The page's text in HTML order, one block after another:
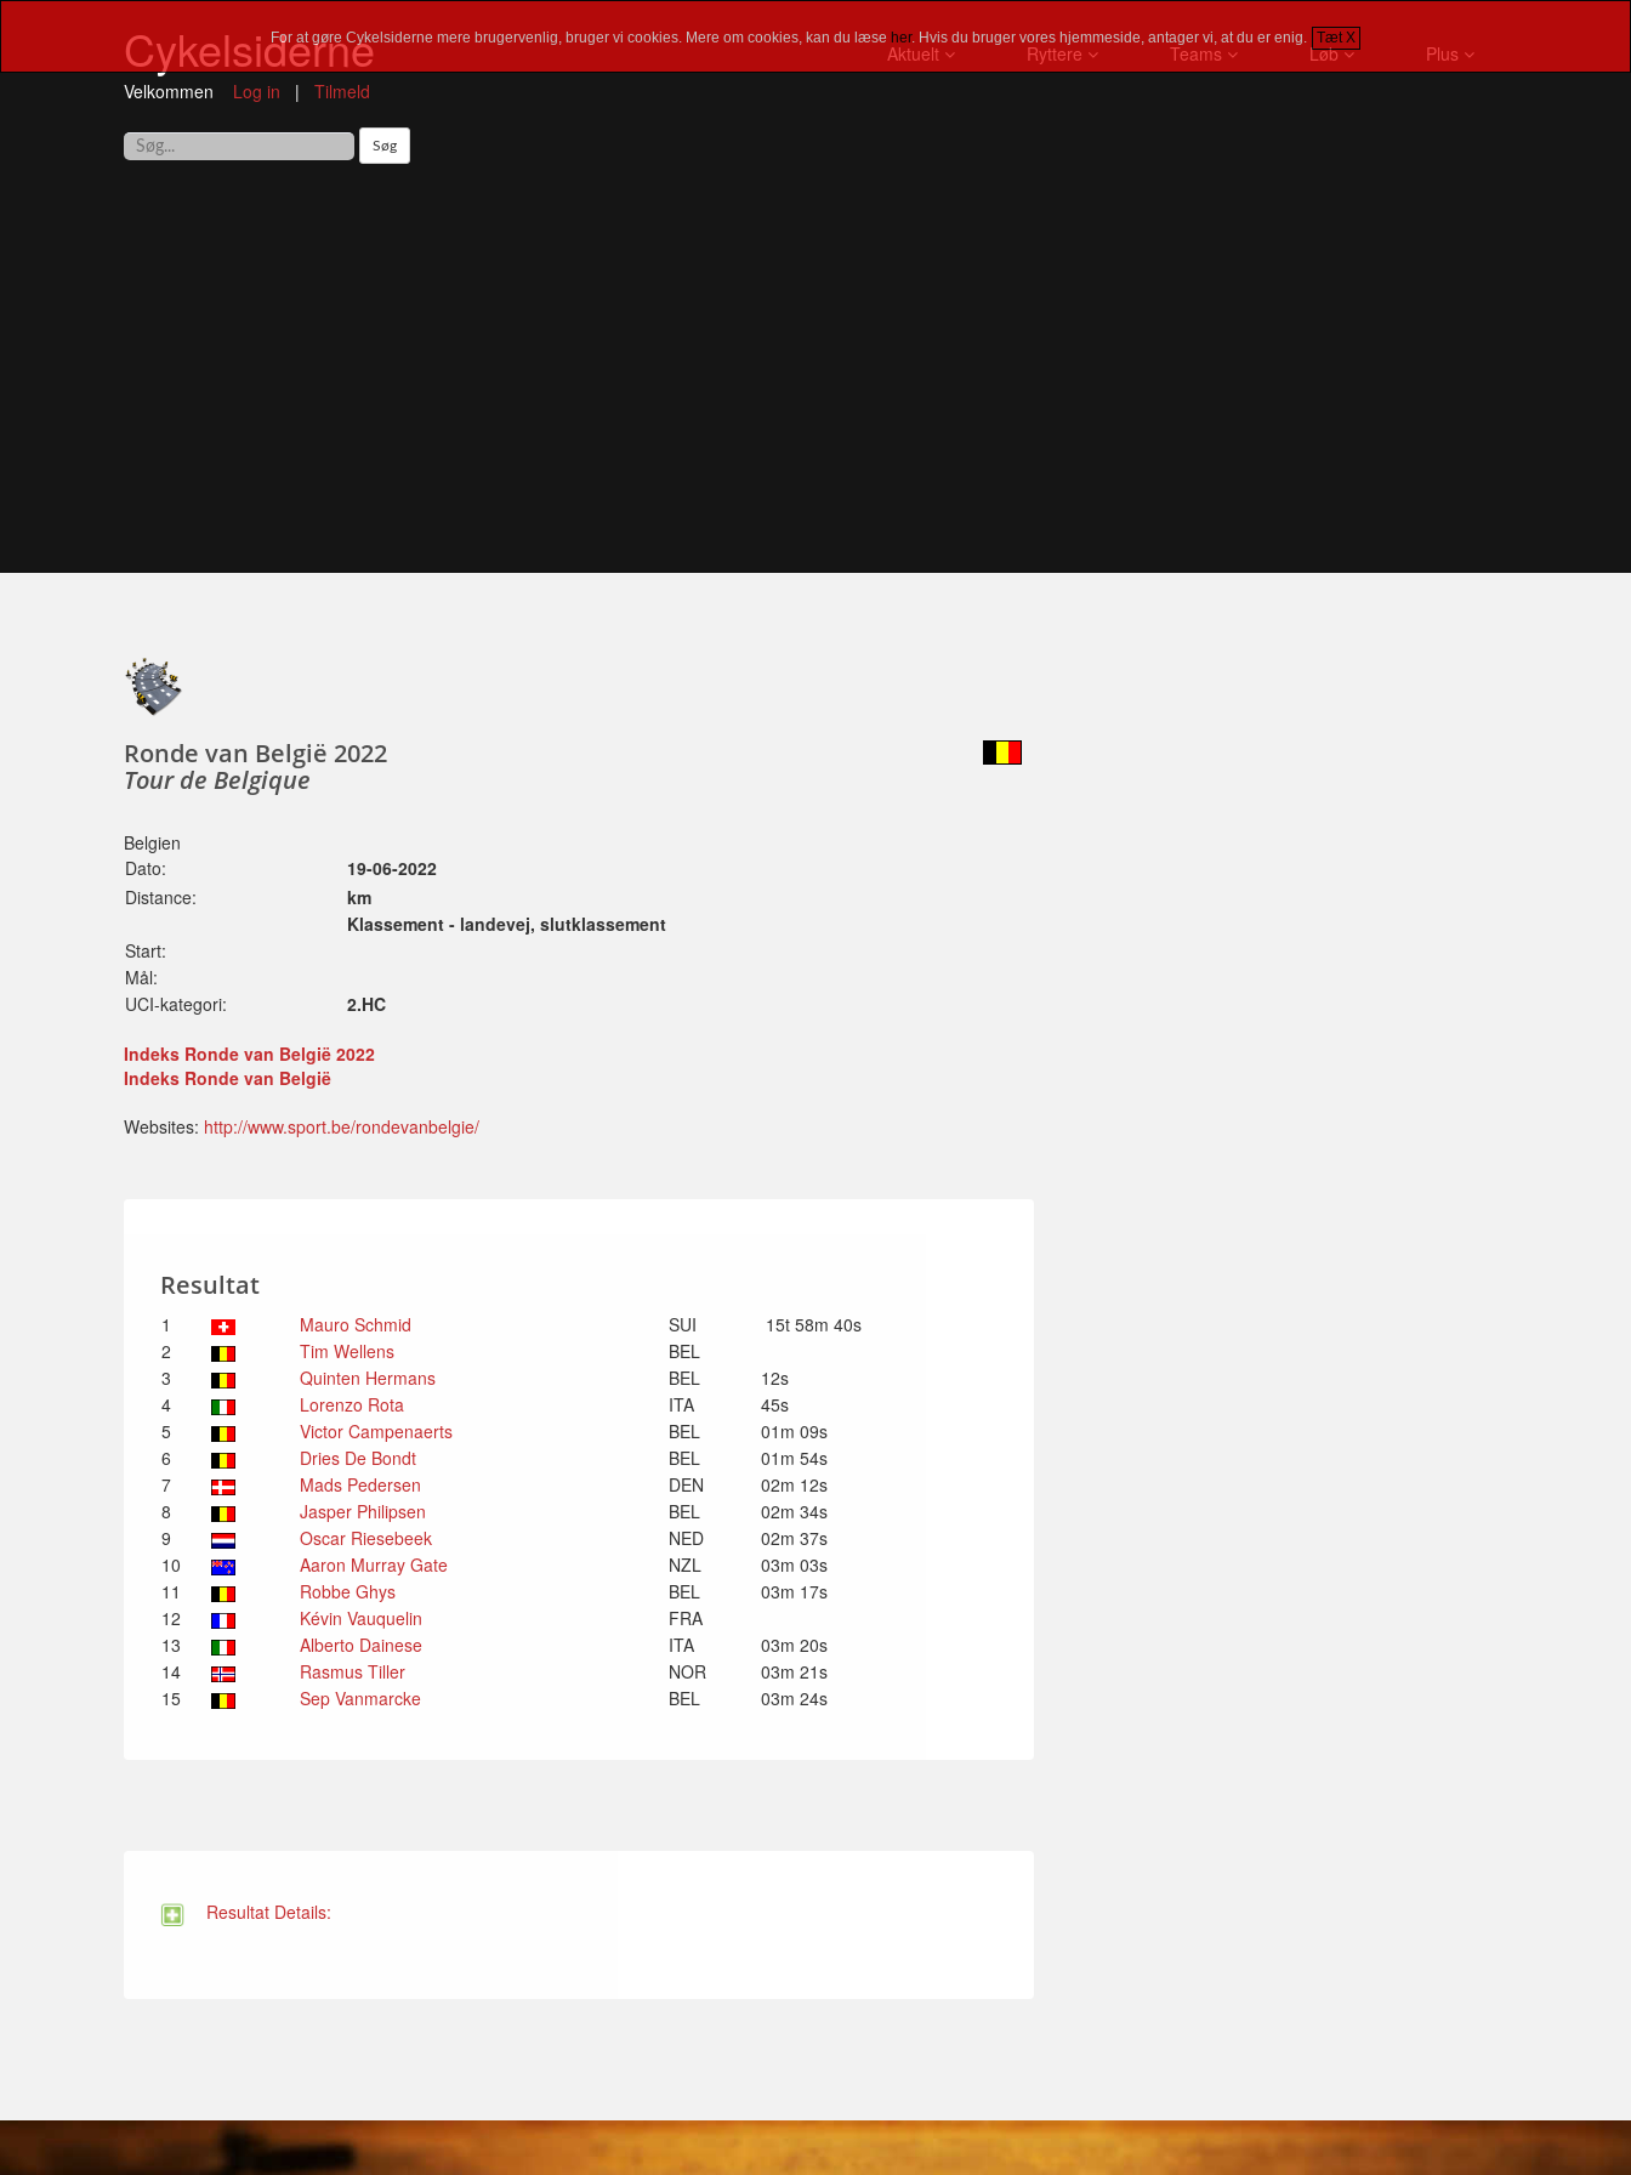
For at gøre Cykelsiderne mere brugervenlig, bruger vi cookies. Mere om cookies, kan du læse her. Hvis du bruger vores hjemmeside, antager vi, at du er enig. Tæt X
Cykelsiderne
Velkommen Log in | Tilmeld
Aktuelt Ryttere Teams Løb Plus
Ronde van België 2022
Tour de Belgique
Belgien
Dato:
19-06-2022
Distance:
km
Klassement - landevej, slutklassement
Start:
Mål:
UCI-kategori:
2.HC
Indeks Ronde van België 2022
Indeks Ronde van België
Websites: http://www.sport.be/rondevanbelgie/
Resultat
1 Mauro Schmid SUI
15t 58m 40s
2
Tim Wellens
BEL
3
Quinten Hermans BEL
12s
4
Lorenzo Rota ITA
45s
5
Victor Campenaerts BEL
01m 09s
6
Dries De Bondt BEL
01m 54s
7
Mads Pedersen DEN
02m 12s
8
Jasper Philipsen BEL
02m 34s
9
Oscar Riesebeek NED
02m 37s
10
Aaron Murray Gate NZL
03m 03s
11
Robbe Ghys BEL
03m 17s
12
Kévin Vauquelin
FRA
13
Alberto Dainese ITA
03m 20s
14
Rasmus Tiller NOR
03m 21s
15
Sep Vanmarcke BEL 03m 24s
Resultat Details: